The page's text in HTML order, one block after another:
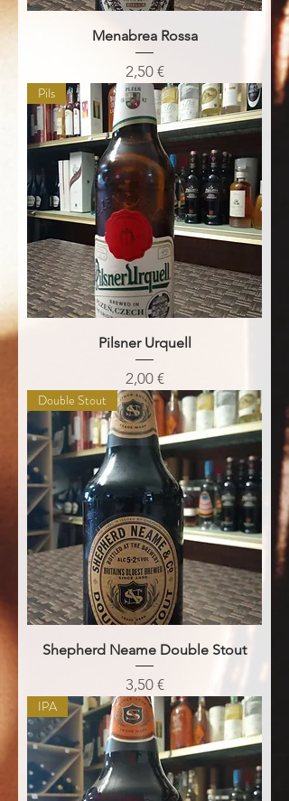
Menabrea Rossa
Prezzo
2,50 €
Pils
Pilsner Urquell
Prezzo
2,00 €
Double Stout
Shepherd Neame Double Stout
Prezzo
3,50 €
IPA